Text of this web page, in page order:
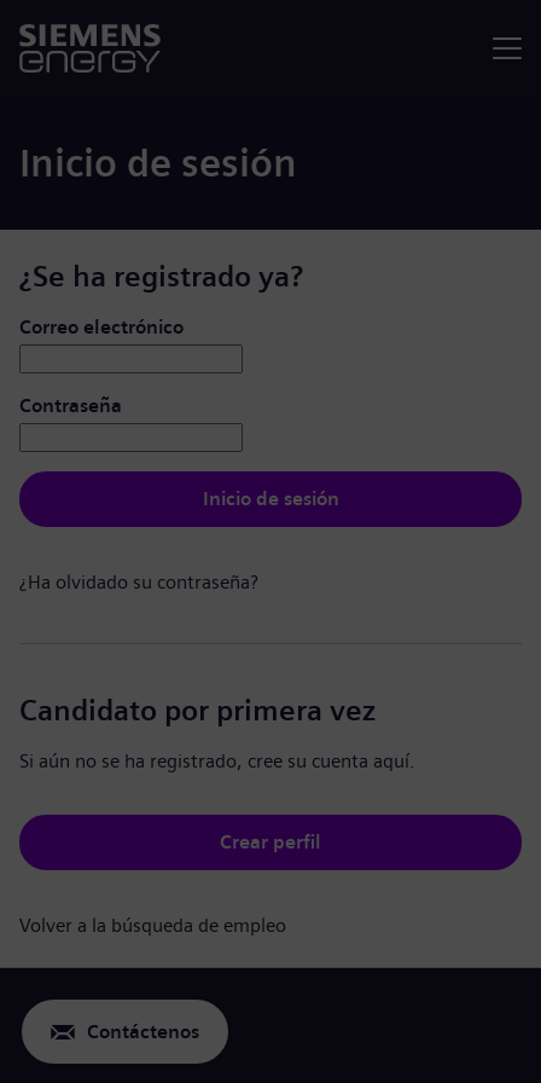
Inicio de sesión
¿Se ha registrado ya?
Iniciar de sesión: usuario y contraseña
Correo electrónico
Contraseña
Inicio de sesión
¿Ha olvidado su contraseña?
Candidato por primera vez
Si aún no se ha registrado, cree su cuenta aquí.
Crear perfil
Volver a la búsqueda de empleo
Contáctenos